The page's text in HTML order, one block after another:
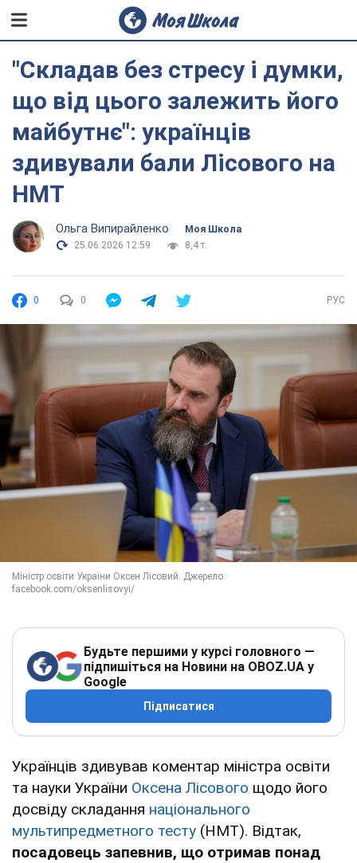
"Складав без стресу і думки,
що від цього залежить його
майбутнє": українців
здивували бали Лісового на
НМТ
Ольга Випирайленко
Моя Школа
25.06.2026 12:59
8,4 т.
0 0 РУС
Будьте першими у курсі головного —
підпишіться на Новини на OBOZ.UA у
Google
Підписатися
Українців здивував коментар міністра освіти
та науки України Оксена Лісового щодо його
досвіду складання національного
мультипредметного тесту (НМТ). Відтак,
посадовець запевнив, що отримав понад